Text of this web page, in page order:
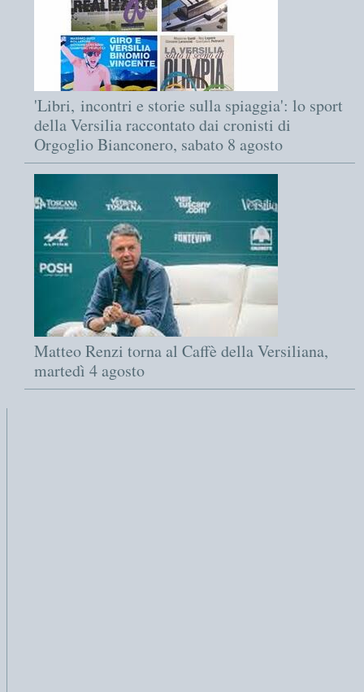
'Libri, incontri e storie sulla spiaggia': lo sport
della Versilia raccontato dai cronisti di
Orgoglio Bianconero, sabato 8 agosto
Matteo Renzi torna al Caffè della Versiliana,
martedì 4 agosto